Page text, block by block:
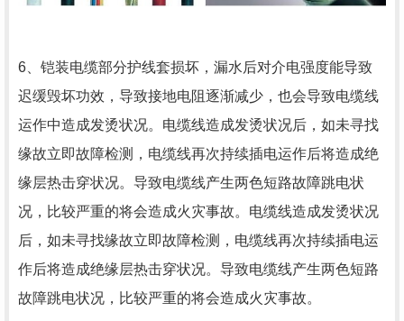
6、铠装电缆部分护线套损坏，漏水后对介电强度能导致
迟缓毁坏功效，导致接地电阻逐渐减少，也会导致电缆线
运作中造成发烫状况。电缆线造成发烫状况后，如未寻找
缘故立即故障检测，电缆线再次持续插电运作后将造成绝
缘层热击穿状况。导致电缆线产生两色短路故障跳电状
况，比较严重的将会造成火灾事故。电缆线造成发烫状况
后，如未寻找缘故立即故障检测，电缆线再次持续插电运
作后将造成绝缘层热击穿状况。导致电缆线产生两色短路
故障跳电状况，比较严重的将会造成火灾事故。